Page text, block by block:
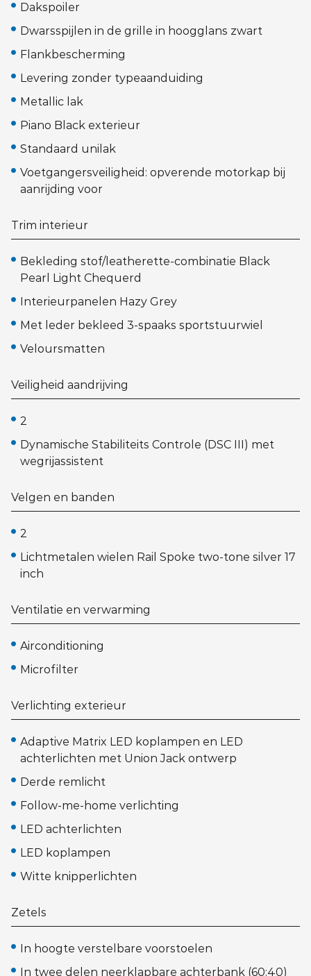
Dakspoiler
Dwarsspijlen in de grille in hoogglans zwart
Flankbescherming
Levering zonder typeaanduiding
Metallic lak
Piano Black exterieur
Standaard unilak
Voetgangersveiligheid: opverende motorkap bij
aanrijding voor
Trim interieur
Bekleding stof/leatherette-combinatie Black
Pearl Light Chequerd
Interieurpanelen Hazy Grey
Met leder bekleed 3-spaaks sportstuurwiel
Veloursmatten
Veiligheid aandrijving
2
Dynamische Stabiliteits Controle (DSC III) met
wegrijassistent
Velgen en banden
2
Lichtmetalen wielen Rail Spoke two-tone silver 17
inch
Ventilatie en verwarming
Airconditioning
Microfilter
Verlichting exterieur
Adaptive Matrix LED koplampen en LED
achterlichten met Union Jack ontwerp
Derde remlicht
Follow-me-home verlichting
LED achterlichten
LED koplampen
Witte knipperlichten
Zetels
In hoogte verstelbare voorstoelen
In twee delen neerklapbare achterbank (60:40)